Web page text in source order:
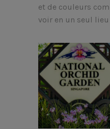
et de couleurs
voir en un seul lieu